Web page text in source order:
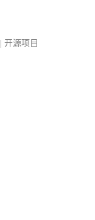
开源项目